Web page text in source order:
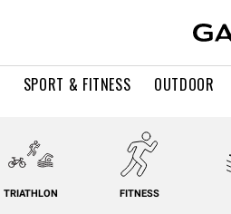
SPORT & FITNESS OUTDOOR
TRIATHLON FITNESS